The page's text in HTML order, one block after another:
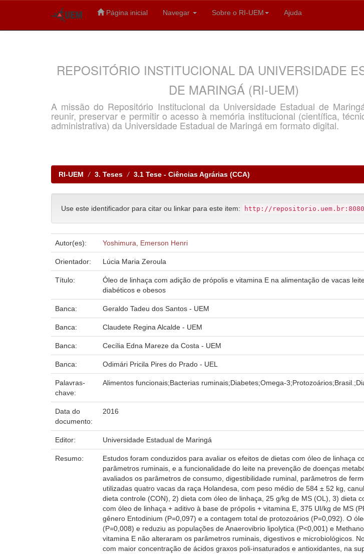
Página inicial Navegar Sobre o RI-UEM Ajuda
REPOSITÓRIO INSTITUCIONAL DA UNIVERSIDADE
DE MARINGÁ (RI-UEM)
A missão do Repositório Institucional da Universidade Estadual de
reunir, preservar e permitir o acesso à memória institucional (científica,
administrativa) da Universidade Estadual de Maringá em formato digital.
RI-UEM 3. Teses 3.1 Tese - Ciências Agrárias (CCA)
Use este identificador para citar ou linkar para este item: http://
Autor(es): Yoshimura, Emerson Henri
Orientador: Lúcia Maria Zeroula
Título:
Óleo de linhaça com adição de própolis e vitamina E na alimentação de vacas
diabéticos e obesos
Banca: Geraldo Tadeu dos Santos - UEM
Banca: Claudete Regina Alcalde - UEM
Banca: Cecília Edna Mareze da Costa - UEM
Banca: Odimári Pricila Pires do Prado - UEL
Palavras-
chave:
Alimentos funcionais;Bacterias ruminais;Diabetes;Omega-
Data do
documento:
2016
Editor: Universidade Estadual de Maringá
Resumo:
Estudos foram conduzidos para avaliar os efeitos de dietas com óleo de linhaça
parâmetros ruminais, e a funcionalidade do leite na prevenção de doenças
avaliados os parâmetros de consumo, digestibilidade ruminal, parâmetros de
utilizadas quatro vacas da raça Holandesa, com peso médio de 584 ± 52 kg,
dieta controle (CON), 2) dieta com óleo de linhaça, 25 g/kg de MS (OL), 3) dieta
com óleo de linhaça + aditivo à base de própolis + vitamina E, 375 UI/kg de MS
gênero Entodinium (P=0,097) e a contagem total de protozoários (P=0,092). O
(P=0,008) e reduziu as populações de Anaerovibrio lipolytica (P<0,001) e
vitamina E não alteraram os parâmetros ruminais, digestivos e microbiológicos.
com maior concentração de ácidos graxos poli-insaturados e antioxidantes, na